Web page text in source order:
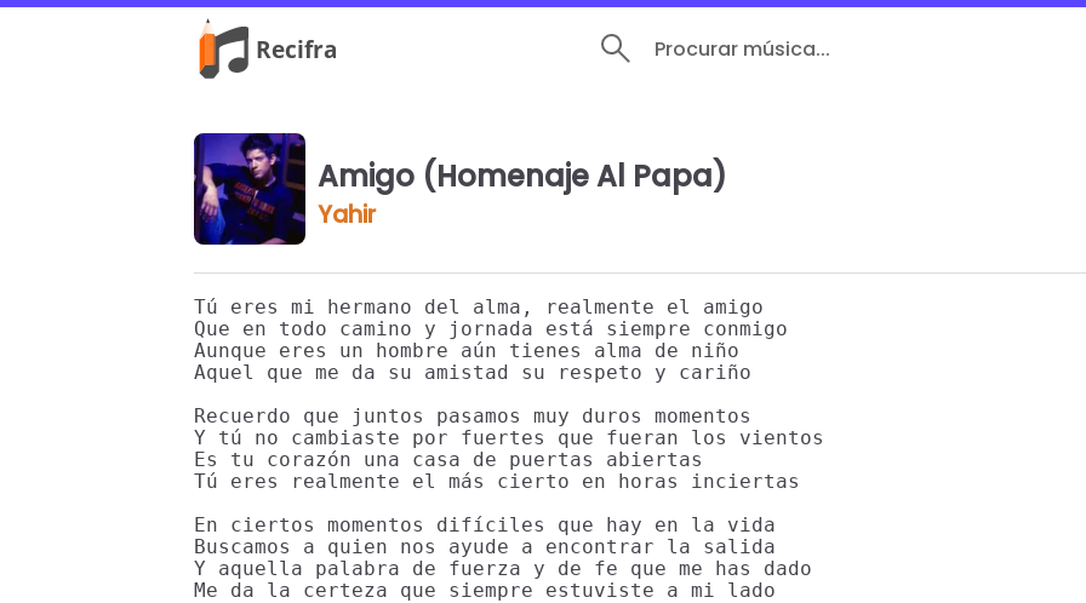
Procurar música...
Amigo (Homenaje Al Papa)
Yahir
Tú eres mi hermano del alma, realmente el amigo
Que en todo camino y jornada está siempre conmigo
Aunque eres un hombre aún tienes alma de niño
Aquel que me da su amistad su respeto y cariño
Recuerdo que juntos pasamos muy duros momentos
Y tú no cambiaste por fuertes que fueran los vientos
Es tu corazón una casa de puertas abiertas
Tú eres realmente el más cierto en horas inciertas
En ciertos momentos difíciles que hay en la vida
Buscamos a quien nos ayude a encontrar la salida
Y aquella palabra de fuerza y de fe que me has dado
Me da la certeza que siempre estuviste a mi lado